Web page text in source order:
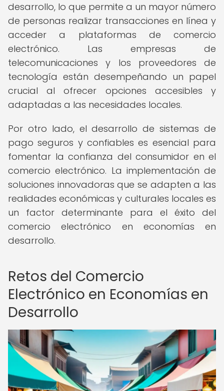
desarrollo, lo que permite a un mayor número
de personas realizar transacciones en línea y
acceder a plataformas de comercio
electrónico. Las empresas de
telecomunicaciones y los proveedores de
tecnología están desempeñando un papel
crucial al ofrecer opciones accesibles y
adaptadas a las necesidades locales.
Por otro lado, el desarrollo de sistemas de
pago seguros y confiables es esencial para
fomentar la confianza del consumidor en el
comercio electrónico. La implementación de
soluciones innovadoras que se adapten a las
realidades económicas y culturales locales es
un factor determinante para el éxito del
comercio electrónico en economías en
desarrollo.
Retos del Comercio
Electrónico en Economías en
Desarrollo